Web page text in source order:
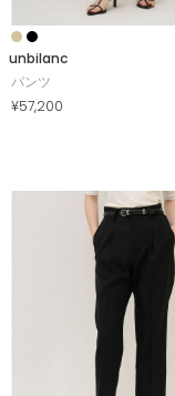
unbilanc
パンツ
¥57,200